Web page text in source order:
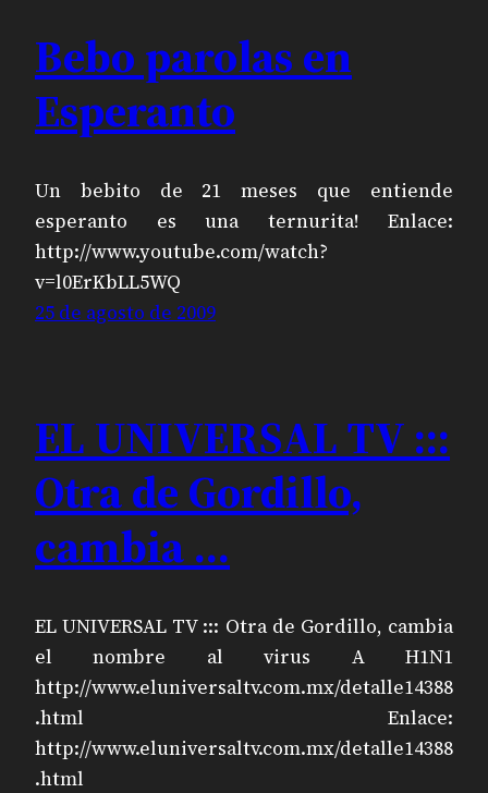
Bebo parolas en
Esperanto
Un bebito de 21 meses que entiende
esperanto es una ternurita! Enlace:
http://www.youtube.com/watch?
v=l0ErKbLL5WQ
25 de agosto de 2009
EL UNIVERSAL TV :::
Otra de Gordillo,
cambia …
EL UNIVERSAL TV ::: Otra de Gordillo, cambia
el nombre al virus A H1N1
http://www.eluniversaltv.com.mx/detalle14388
.html Enlace:
http://www.eluniversaltv.com.mx/detalle14388
.html